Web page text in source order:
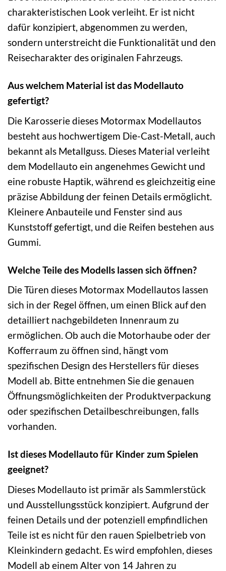
charakteristischen Look verleiht. Er ist nicht
dafür konzipiert, abgenommen zu werden,
sondern unterstreicht die Funktionalität und den
Reisecharakter des originalen Fahrzeugs.
Aus welchem Material ist das Modellauto
gefertigt?
Die Karosserie dieses Motormax Modellautos
besteht aus hochwertigem Die-Cast-Metall, auch
bekannt als Metallguss. Dieses Material verleiht
dem Modellauto ein angenehmes Gewicht und
eine robuste Haptik, während es gleichzeitig eine
präzise Abbildung der feinen Details ermöglicht.
Kleinere Anbauteile und Fenster sind aus
Kunststoff gefertigt, und die Reifen bestehen aus
Gummi.
Welche Teile des Modells lassen sich öffnen?
Die Türen dieses Motormax Modellautos lassen
sich in der Regel öffnen, um einen Blick auf den
detailliert nachgebildeten Innenraum zu
ermöglichen. Ob auch die Motorhaube oder der
Kofferraum zu öffnen sind, hängt vom
spezifischen Design des Herstellers für dieses
Modell ab. Bitte entnehmen Sie die genauen
Öffnungsmöglichkeiten der Produktverpackung
oder spezifischen Detailbeschreibungen, falls
vorhanden.
Ist dieses Modellauto für Kinder zum Spielen
geeignet?
Dieses Modellauto ist primär als Sammlerstück
und Ausstellungsstück konzipiert. Aufgrund der
feinen Details und der potenziell empfindlichen
Teile ist es nicht für den rauen Spielbetrieb von
Kleinkindern gedacht. Es wird empfohlen, dieses
Modell ab einem Alter von 14 Jahren zu